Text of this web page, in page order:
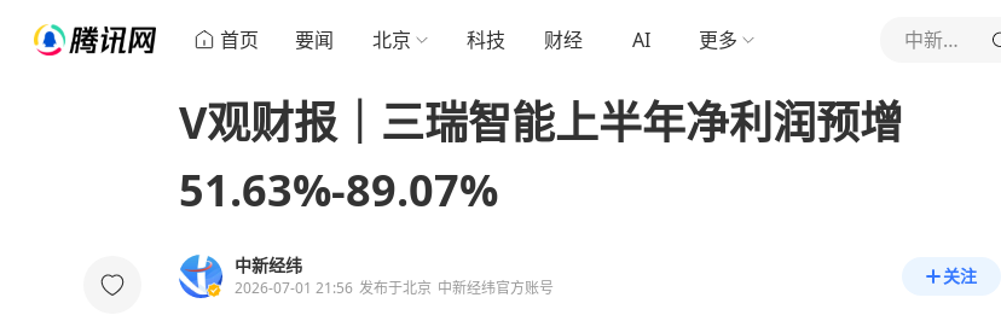
首页 要闻 北京 科技 财经 AI 更多 中新经纬
V观财报｜三瑞智能上半年净利润预增
51.63%-89.07%
中新经纬
2026-07-01 21:56 发布于北京 中新经纬官方账号
关注